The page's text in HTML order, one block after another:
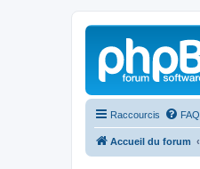
Raccourcis FAQ
Accueil du forum